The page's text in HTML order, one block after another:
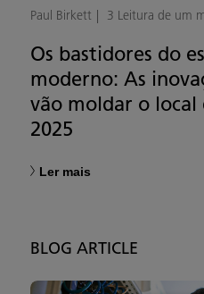
Paul Birkett 3 Leitura de um
Os bastidores do
moderno: As
vão moldar o
2025
Ler mais
BLOG ARTICLE